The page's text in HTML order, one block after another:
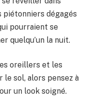
piétonniers dégagés
pourraient se
quelqu’un la nuit.
oreillers et les
sol, alors pensez à
un look soigné.